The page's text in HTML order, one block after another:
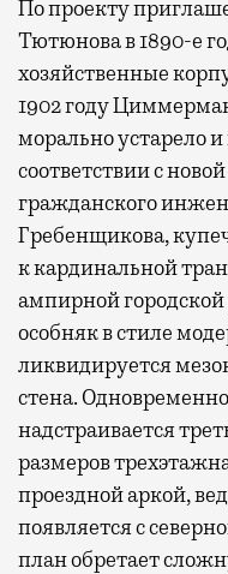
По проекту
Тютюнова в 1890-е
хозяйственные
1902 году
морально устарело
соответствии с
гражданского
Гребенщикова,
к кардинальной
ампирной
особняк в стиле
ликвидируется
стена.
надстраивается
размеров
проездной аркой,
появляется с
план обретает